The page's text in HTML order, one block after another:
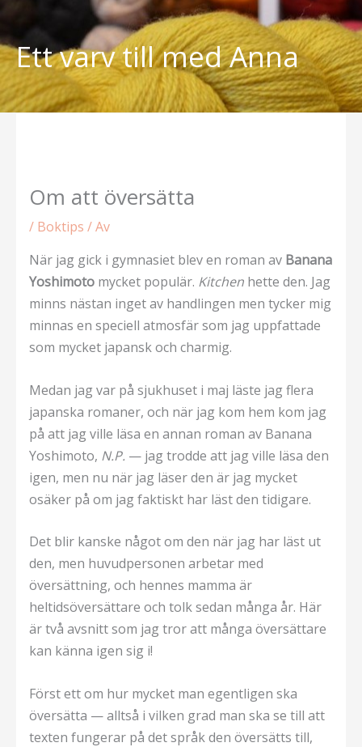
innehåll
Ett varv till med Anna
Om att översätta
/ Boktips / Av
När jag gick i gymnasiet blev en roman av Banana
Yoshimoto mycket populär. Kitchen hette den. Jag
minns nästan inget av handlingen men tycker mig
minnas en speciell atmosfär som jag uppfattade
som mycket japansk och charmig.
Medan jag var på sjukhuset i maj läste jag flera
japanska romaner, och när jag kom hem kom jag
på att jag ville läsa en annan roman av Banana
Yoshimoto, N.P. — jag trodde att jag ville läsa den
igen, men nu när jag läser den är jag mycket
osäker på om jag faktiskt har läst den tidigare.
Det blir kanske något om den när jag har läst ut
den, men huvudpersonen arbetar med
översättning, och hennes mamma är
heltidsöversättare och tolk sedan många år. Här
är två avsnitt som jag tror att många översättare
kan känna igen sig i!
Först ett om hur mycket man egentligen ska
översätta — alltså i vilken grad man ska se till att
texten fungerar på det språk den översätts till,